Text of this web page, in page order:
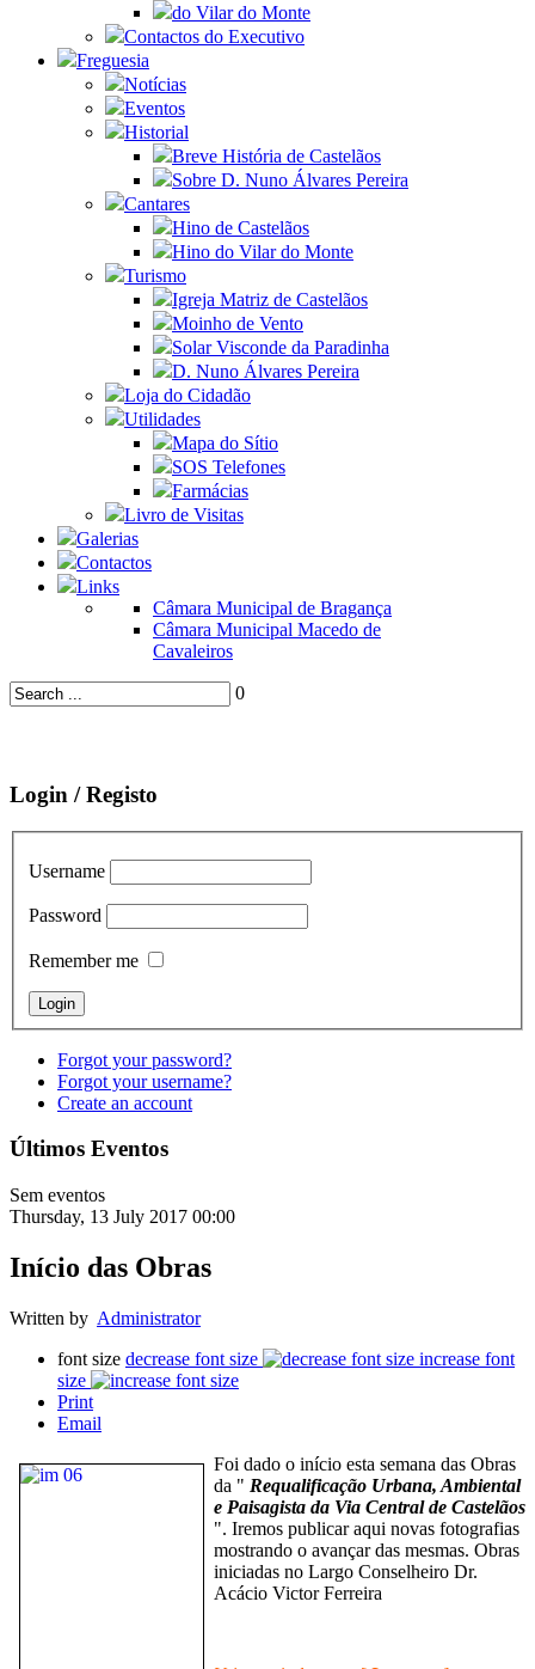
do Vilar do Monte
Contactos do Executivo
Freguesia
Notícias
Eventos
Historial
Breve História de Castelãos
Sobre D. Nuno Álvares Pereira
Cantares
Hino de Castelãos
Hino do Vilar do Monte
Turismo
Igreja Matriz de Castelãos
Moinho de Vento
Solar Visconde da Paradinha
D. Nuno Álvares Pereira
Loja do Cidadão
Utilidades
Mapa do Sítio
SOS Telefones
Farmácias
Livro de Visitas
Galerias
Contactos
Links
Câmara Municipal de Bragança
Câmara Municipal Macedo de
Cavaleiros
0
Login / Registo
Username
Password
Remember me
Forgot your password?
Forgot your username?
Create an account
Últimos Eventos
Sem eventos
Thursday, 13 July 2017 00:00
Início das Obras
Written by Administrator
font size decrease font size
increase font
size
Print
Email
Foi dado o início esta semana das Obras
da " Requalificação Urbana, Ambiental
e Paisagista da Via Central de Castelãos
". Iremos publicar aqui novas fotografias
mostrando o avançar das mesmas. Obras
iniciadas no Largo Conselheiro Dr.
Acácio Victor Ferreira